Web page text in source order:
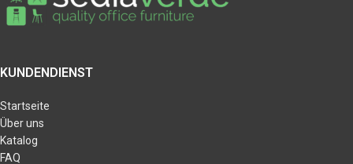
KUNDENDIENST
Startseite
Über uns
Katalog
FAQ